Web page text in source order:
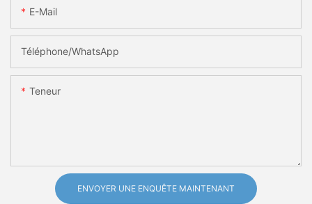
E-Mail
Téléphone/WhatsApp
Teneur
ENVOYER UNE ENQUÊTE MAINTENANT